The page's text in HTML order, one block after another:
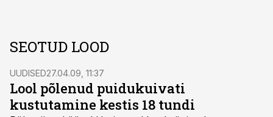
SEOTUD LOOD
UUDISED27.04.09, 11:37
Lool põlenud puidukuivati
kustutamine kestis 18 tundi